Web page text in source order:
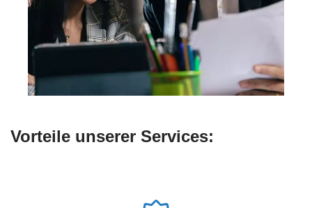
Vorteile unserer Services: